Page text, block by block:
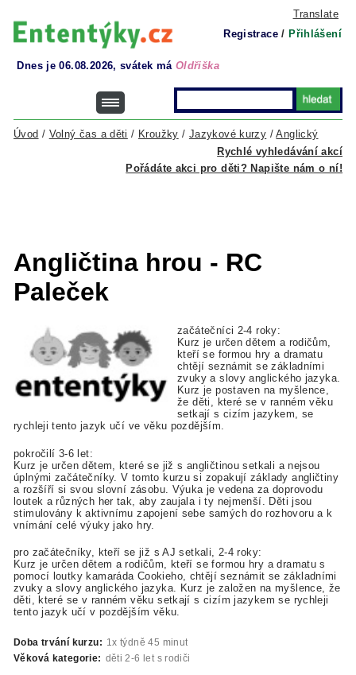
Translate
Registrace / Přihlášení
Dnes je 06.08.2026, svátek má Oldřiška
Rychlé vyhledávání akcí
Úvod / Volný čas a děti / Kroužky / Jazykové kurzy /Anglický
Pořádáte akci pro děti? Napište nám o ní!
Angličtina hrou - RC
Paleček
začátečníci 2-4 roky:
Kurz je určen dětem a rodičům,
kteří se formou hry a dramatu
chtějí seznámit se základními
zvuky a slovy anglického jazyka.
Kurz je postaven na myšlence,
že děti, které se v ranném věku
setkají s cizím jazykem, se
rychleji tento jazyk učí ve věku pozdějším.
pokročilí 3-6 let:
Kurz je určen dětem, které se již s angličtinou setkali a nejsou
úplnými začátečníky. V tomto kurzu si zopakují základy angličtiny
a rozšíří si svou slovní zásobu. Výuka je vedena za doprovodu
loutek a různých her tak, aby zaujala i ty nejmenší. Děti jsou
stimulovány k aktivnímu zapojení sebe samých do rozhovoru a k
vnímání celé výuky jako hry.
pro začátečníky, kteří se již s AJ setkali, 2-4 roky:
Kurz je určen dětem a rodičům, kteří se formou hry a dramatu s
pomocí loutky kamaráda Cookieho, chtějí seznámit se základními
zvuky a slovy anglického jazyka. Kurz je založen na myšlence, že
děti, které se v ranném věku setkají s cizím jazykem se rychleji
tento jazyk učí v pozdějším věku.
Doba trvání kurzu: 1x týdně 45 minut
Věková kategorie: děti 2-6 let s rodiči